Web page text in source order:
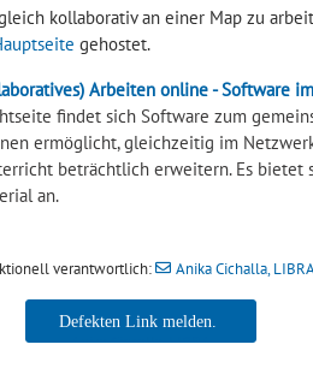
kollaborativ an einer Map zu
gehostet.
Arbeiten online - Software
findet sich Software zum
ermöglicht, gleichzeitig im
beträchtlich erweitern. Es bietet
an.
verantwortlich: Anika Cichalla,
Anika Cichalla, LIBRA